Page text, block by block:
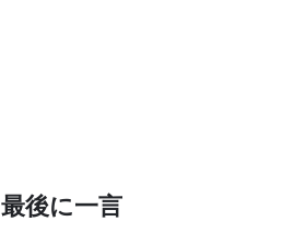
最後に一言